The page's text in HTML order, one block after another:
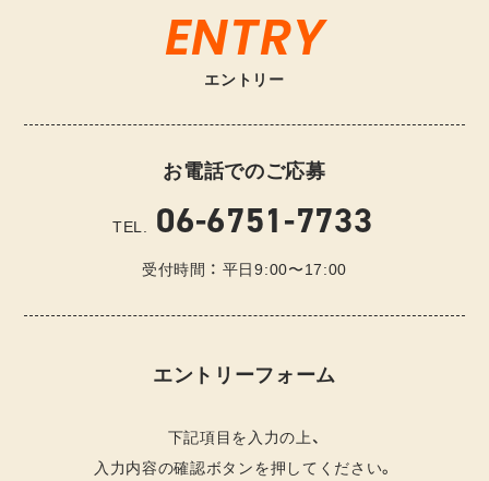
ENTRY
エントリー
お電話でのご応募
TEL. 06-6751-7733
受付時間 ： 平日9:00〜17:00
エントリーフォーム
下記項目を入力の上、
入力内容の確認ボタンを押してください。